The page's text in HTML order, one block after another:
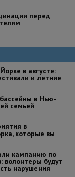
перед
в августе:
и летние
в Нью-
семьей
в
которые вы
кампанию по
волонтеры будут
нарушения